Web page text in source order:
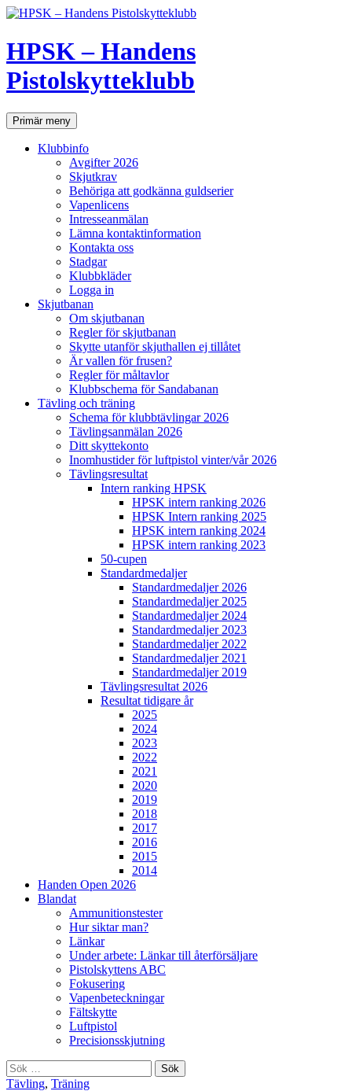
Hoppa
innehåll
HPSK – Handens
Pistolskytteklubb
SökPrimär meny
Klubbinfo
Avgifter 2026
Skjutkrav
Behöriga att godkänna guldserier
Vapenlicens
Intresseanmälan
Lämna kontaktinformation
Kontakta oss
Stadgar
Klubbkläder
Logga in
Skjutbanan
Om skjutbanan
Regler för skjutbanan
Skytte utanför skjuthallen ej tillåtet
Är vallen för frusen?
Regler för måltavlor
Klubbschema för Sandabanan
Tävling och träning
Schema för klubbtävlingar 2026
Tävlingsanmälan 2026
Ditt skyttekonto
Inomhustider för luftpistol vinter/vår 2026
Tävlingsresultat
Intern ranking HPSK
HPSK intern ranking 2026
HPSK Intern ranking 2025
HPSK intern ranking 2024
HPSK intern ranking 2023
50-cupen
Standardmedaljer
Standardmedaljer 2026
Standardmedaljer 2025
Standardmedaljer 2024
Standardmedaljer 2023
Standardmedaljer 2022
Standardmedaljer 2021
Standardmedaljer 2019
Tävlingsresultat 2026
Resultat tidigare år
2025
2024
2023
2022
2021
2020
2019
2018
2017
2016
2015
2014
Handen Open 2026
Blandat
Ammunitionstester
Hur siktar man?
Länkar
Under arbete: Länkar till återförsäljare
Pistolskyttens ABC
Fokusering
Vapenbeteckningar
Fältskytte
Luftpistol
Precisionsskjutning
Sök
efter:
Tävling, Träning